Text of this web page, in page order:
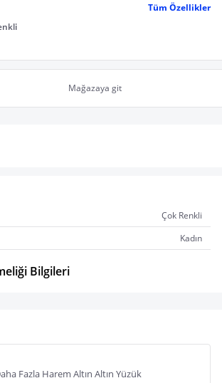
Tüm Özellikler
Mağazaya git
Çok Renkli
Kadın
Bilgileri
Fazla Harem Altın Altın Yüzük